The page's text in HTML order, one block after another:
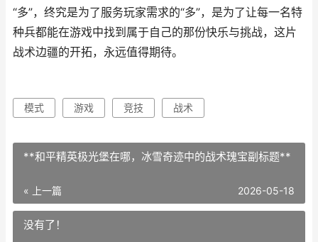
“多”，终究是为了服务玩家需求的“多”，是为了让每一名特
种兵都能在游戏中找到属于自己的那份快乐与挑战，这片
战术边疆的开拓，永远值得期待。
模式 游戏 竞技 战术
**和平精英极光堡在哪，冰雪奇迹中的战术瑰宝副标题**
« 上一篇 2026-05-18
没有了！